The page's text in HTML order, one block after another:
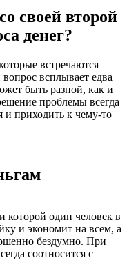
своей второй
денег?
встречаются
всплывает едва
быть разной, как и
проблемы всегда
и приходить к чему-то
которой один человек в
и экономит на всем, а
бездумно. При
соотносится с